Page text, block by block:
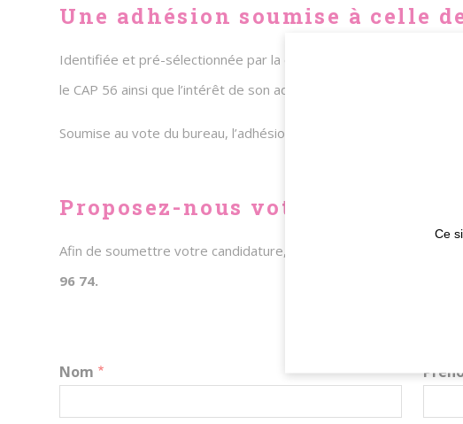
Une adhésion soumise à celle
Identifiée et pré-sélectionnée par la commission recrutement,
le CAP 56 ainsi que l’intérêt de son adhésion pour le réseau.
Soumise au vote du bureau, l’adhésion du nouveau membre
Proposez-nous votre candidature
Afin de soumettre votre candidature, merci de bien vouloir
96 74.
Nom
Ce